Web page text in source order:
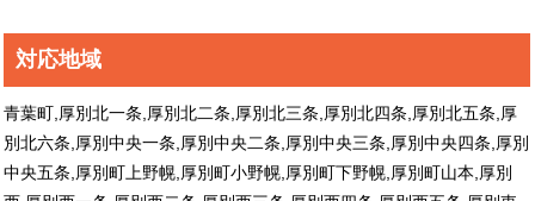
対応地域
青葉町,厚別北一条,厚別北二条,厚別北三条,厚別北四条,厚別北五条,厚
別北六条,厚別中央一条,厚別中央二条,厚別中央三条,厚別中央四条,厚別
中央五条,厚別町上野幌,厚別町小野幌,厚別町下野幌,厚別町山本,厚別